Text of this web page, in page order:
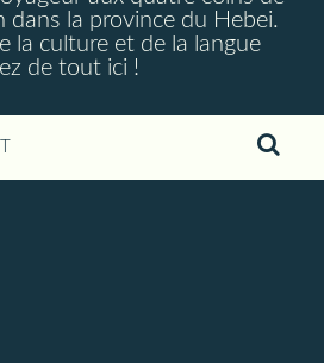
dans la province du Hebei.
la culture et de la langue
de tout ici !